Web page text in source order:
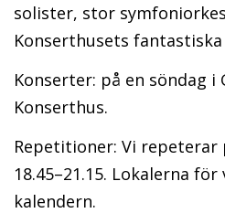
solister, stor
Konserthusets fantastiska
Konserter: på en söndag i
Konserthus.
Repetitioner: Vi repeterar
18.45–21.15. Lokalerna
kalendern.